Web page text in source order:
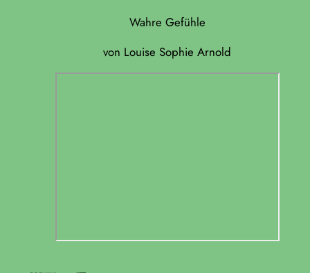
Wahre Gefühle
von Louise Sophie Arnold